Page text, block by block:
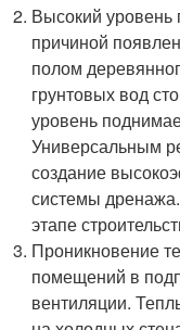
Высокий уровень
причиной
полом
грунтовых вод
уровень
Универсальным
создание
системы
этапе
Проникновение
помещений в
вентиляции.